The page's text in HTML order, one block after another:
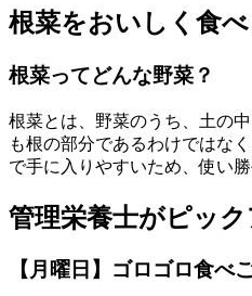
根菜をおいしく食べ
根菜ってどんな野菜？
根菜とは、野菜のうち、土の
も根の部分であるわけではな
で手に入りやすいため、使い
管理栄養士がピッ
【月曜日】ゴロゴロ食べ